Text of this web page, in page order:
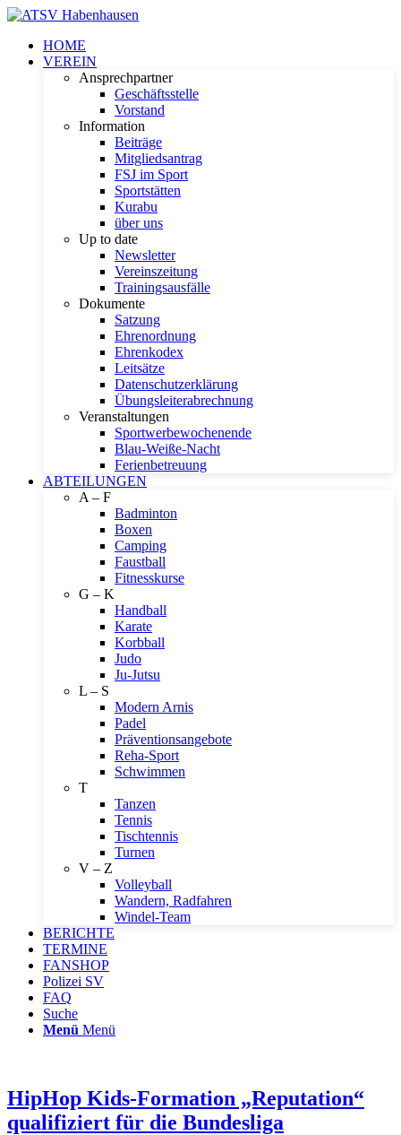
HOME
VEREIN
Ansprechpartner
Geschäftsstelle
Vorstand
Information
Beiträge
Mitgliedsantrag
FSJ im Sport
Sportstätten
Kurabu
über uns
Up to date
Newsletter
Vereinszeitung
Trainingsausfälle
Dokumente
Satzung
Ehrenordnung
Ehrenkodex
Leitsätze
Datenschutzerklärung
Übungsleiterabrechnung
Veranstaltungen
Sportwerbewochenende
Blau-Weiße-Nacht
Ferienbetreuung
ABTEILUNGEN
A – F
Badminton
Boxen
Camping
Faustball
Fitnesskurse
G – K
Handball
Karate
Korbball
Judo
Ju-Jutsu
L – S
Modern Arnis
Padel
Präventionsangebote
Reha-Sport
Schwimmen
T
Tanzen
Tennis
Tischtennis
Turnen
V – Z
Volleyball
Wandern, Radfahren
Windel-Team
BERICHTE
TERMINE
FANSHOP
Polizei SV
FAQ
Suche
Menü Menü
HipHop Kids-Formation „Reputation“
qualifiziert für die Bundesliga